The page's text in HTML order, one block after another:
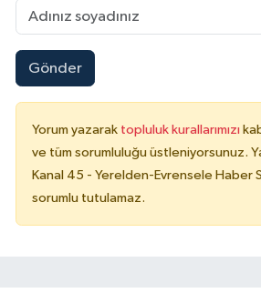
Gönder
Yorum yazarak topluluk kurallarımızı
ve tüm sorumluluğu üstleniyorsunuz.
Kanal 45 - Yerelden-Evrensele Haber
sorumlu tutulamaz.